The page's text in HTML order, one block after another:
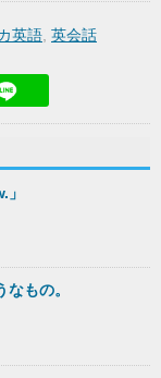
英語, 英会話
ーク
Google Plus
もの。